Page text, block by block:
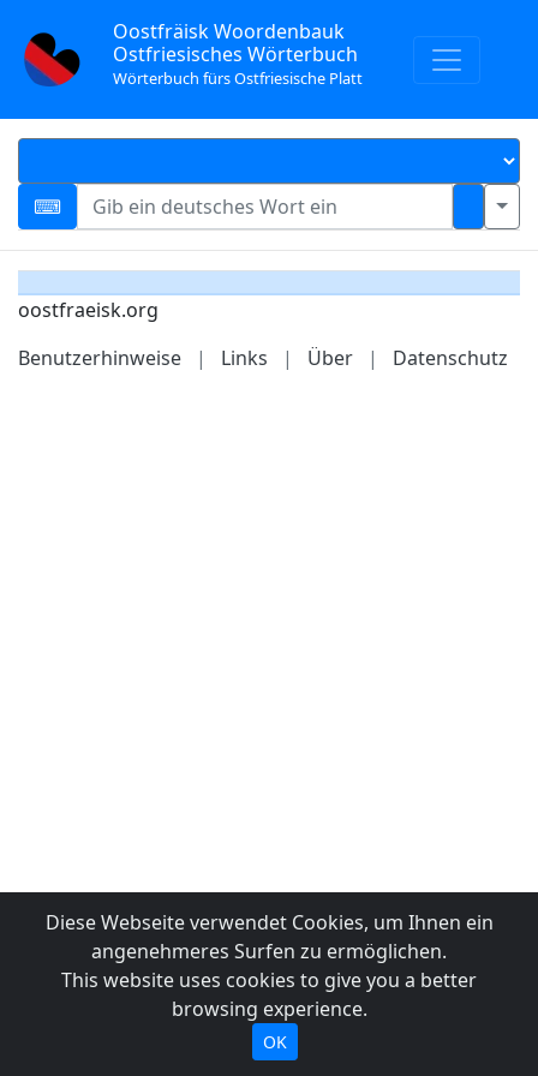
Oostfräisk Woordenbauk
Ostfriesisches Wörterbuch
Wörterbuch fürs Ostfriesische Platt
oostfraeisk.org
Benutzerhinweise
| Links | Über | Datenschutz
Diese Webseite verwendet Cookies, um Ihnen ein
angenehmeres Surfen zu ermöglichen.
This website uses cookies to give you a better
browsing experience.
OK